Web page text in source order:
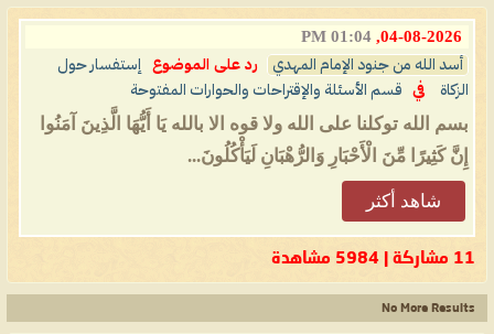
04-08-2026,
01:04 PM
أسد الله من جنود الإمام المهدي رد على الموضوع
إستفسار حول
الزكاة
في قسم الأسئلة والإقتراحات والحوارات المفتوحة
بسم الله توكلنا على الله ولا قوه الا بالله يَا أَيُّهَا الَّذِينَ آمَنُوا
إِنَّ كَثِيرًا مِّنَ الْأَحْبَارِ وَالرُّهْبَانِ لَيَأْكُلُونَ...
شاهد أكثر
11 مشاركة | 5984 مشاهدة
No More Results